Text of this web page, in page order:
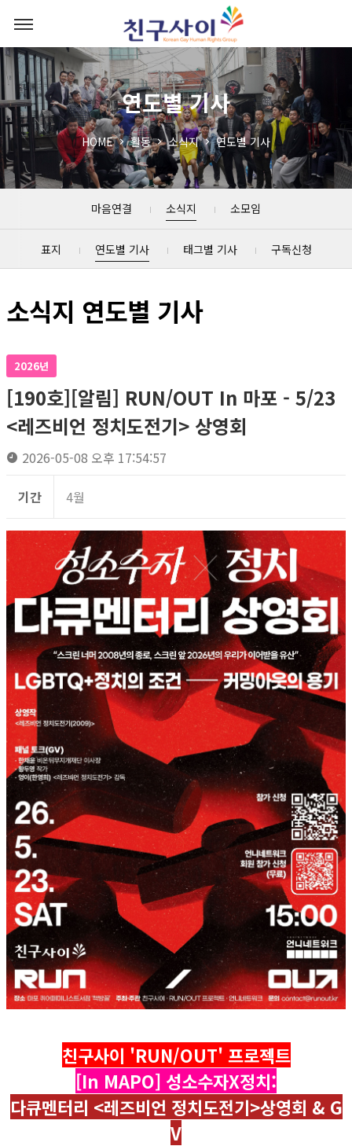
연도별 기사
HOME 활동 소식지 연도별 기사
마음연결 소식지 소모임
표지 연도별 기사 태그별 기사 구독신청
소식지 연도별 기사
2026년
[190호][알림] RUN/OUT In 마포 - 5/23
<레즈비언 정치도전기> 상영회
2026-05-08 오후 17:54:57
기간 4월
친구사이 'RUN/OUT' 프로젝트
[In MAPO] 성소수자X정치:
다큐멘터리 <레즈비언 정치도전기>상영회 & G
V